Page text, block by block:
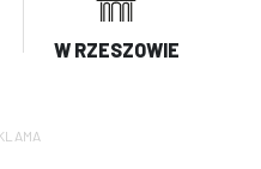
W RZESZOWIE